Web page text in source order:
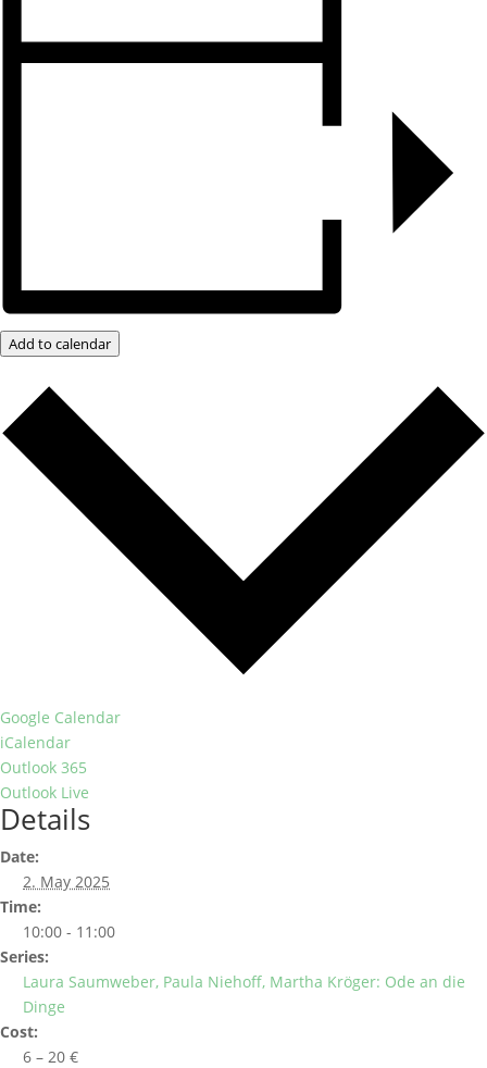
Add to calendar
Google Calendar
iCalendar
Outlook 365
Outlook Live
Details
Date:
2. May 2025
Time:
10:00 - 11:00
Series:
Laura Saumweber, Paula Niehoff, Martha Kröger: Ode an die
Dinge
Cost:
6 – 20 €